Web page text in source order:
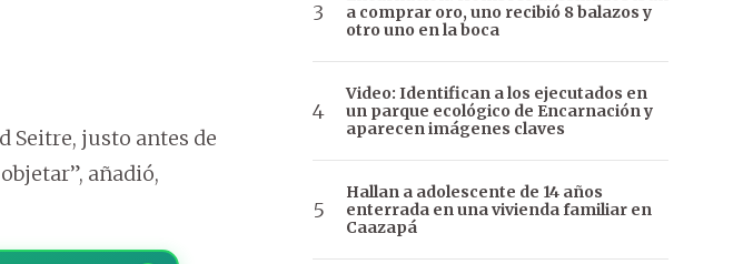
Seitre, justo antes de
añadió,
a comprar oro, uno recibió 8 balazos y
otro uno en la boca
Video: Identifican a los ejecutados en
un parque ecológico de Encarnación y
aparecen imágenes claves
Hallan a adolescente de 14 años
enterrada en una vivienda familiar en
Caazapá